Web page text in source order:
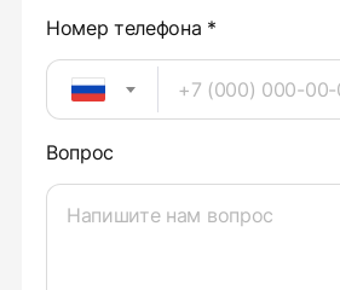
Номер телефона *
Вопрос